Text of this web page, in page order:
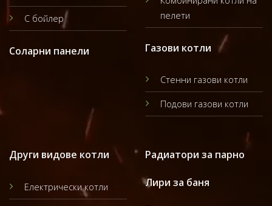
С бойлер
Соларни панели
пелети
Газови котли
Стенни газови котли
Подови газови котли
Други видове котли
Електрически котли
Радиатори за парно
Лири за баня